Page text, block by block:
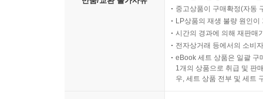
중고상품이 구매확정(자동
LP상품의 재생 불량 원인
시간의 경과에 의해 재판매
전자상거래 등에서의 소비
eBook 세트 상품은 일괄 구
1개의 상품으로 취급 및 판
우, 세트 상품 전부 및 세트